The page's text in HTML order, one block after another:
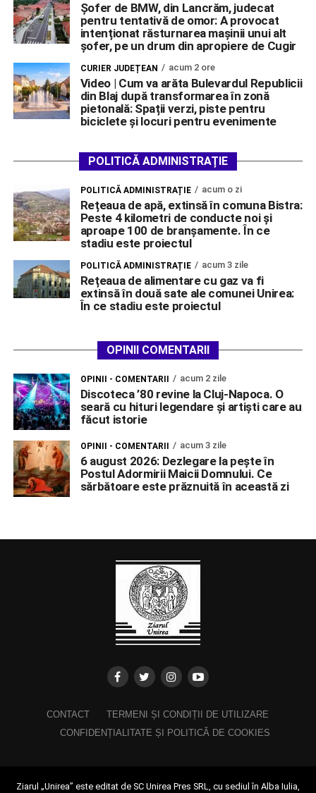
Șofer de BMW, din Lancrăm, judecat
pentru tentativă de omor: A provocat
intenționat răsturnarea mașinii unui alt
șofer, pe un drum din apropiere de Cugir
CURIER JUDEȚEAN acum 2 ore
Video | Cum va arăta Bulevardul Republicii
din Blaj după transformarea în zonă
pietonală: Spații verzi, piste pentru
biciclete și locuri pentru evenimente
POLITICĂ ADMINISTRAȚIE
POLITICĂ ADMINISTRAȚIE acum o zi
Rețeaua de apă, extinsă în comuna Bistra:
Peste 4 kilometri de conducte noi și
aproape 100 de branșamente. În ce
stadiu este proiectul
POLITICĂ ADMINISTRAȚIE acum 3 zile
Rețeaua de alimentare cu gaz va fi
extinsă în două sate ale comunei Unirea:
În ce stadiu este proiectul
OPINII COMENTARII
OPINII - COMENTARII acum 2 zile
Discoteca ’80 revine la Cluj-Napoca. O
seară cu hituri legendare și artiști care au
făcut istorie
OPINII - COMENTARII acum 3 zile
6 august 2026: Dezlegare la pește în
Postul Adormirii Maicii Domnului. Ce
sărbătoare este prăznuită în această zi
CONTACT
TERMENI ȘI CONDIȚII DE UTILIZARE
CONFIDENȚIALITATE ȘI POLITICĂ DE COOKIES
Ziarul „Unirea” este editat de SC Unirea Pres SRL, cu sediul în Alba Iulia,